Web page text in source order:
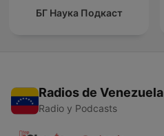
БГ Наука Подкаст
Radios de Venezuela
Radio y Podcasts